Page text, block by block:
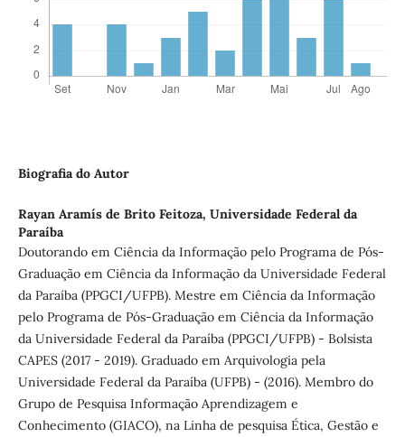
Biografia do Autor
Rayan Aramís de Brito Feitoza, Universidade Federal da
Paraíba
Doutorando em Ciência da Informação pelo Programa de Pós-
Graduação em Ciência da Informação da Universidade Federal
da Paraíba (PPGCI/UFPB). Mestre em Ciência da Informação
pelo Programa de Pós-Graduação em Ciência da Informação
da Universidade Federal da Paraíba (PPGCI/UFPB) - Bolsista
CAPES (2017 - 2019). Graduado em Arquivologia pela
Universidade Federal da Paraíba (UFPB) - (2016). Membro do
Grupo de Pesquisa Informação Aprendizagem e
Conhecimento (GIACO), na Linha de pesquisa Ética, Gestão e